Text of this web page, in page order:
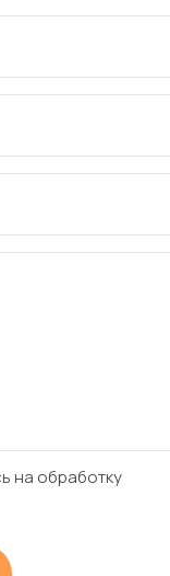
на обработку